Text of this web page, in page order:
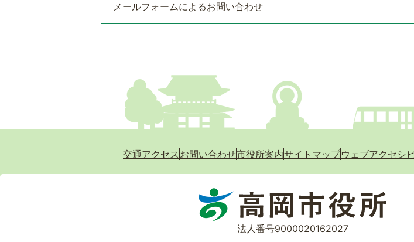
メールフォームによるお問い合わせ
交通アクセス お問い合わせ市役所案内サイトマップウェブアクセシ
法人番号9000020162027